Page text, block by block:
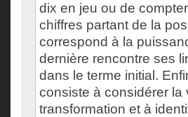
dix en jeu ou de
chiffres partant de la
correspond à la
dernière rencontre ses
dans le terme initial.
consiste à considérer
transformation et à